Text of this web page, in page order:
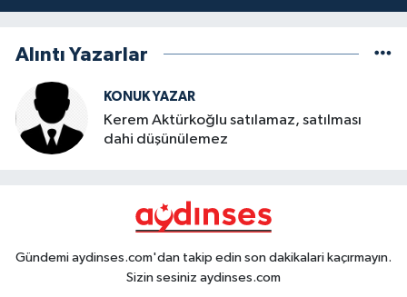
Alıntı Yazarlar
KONUK YAZAR
Kerem Aktürkoğlu satılamaz, satılması
dahi düşünülemez
Gündemi aydinses.com'dan takip edin son dakikalari kaçırmayın.
Sizin sesiniz aydinses.com